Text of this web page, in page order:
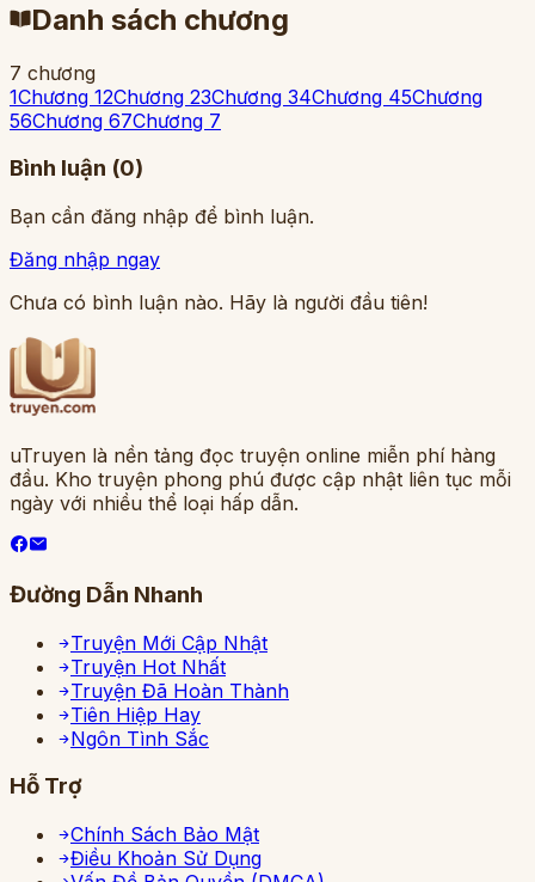
Danh sách chương
7 chương
1Chương 12Chương 23Chương 34Chương 45Chương
56Chương 67Chương 7
Bình luận (0)
Bạn cần đăng nhập để bình luận.
Đăng nhập ngay
Chưa có bình luận nào. Hãy là người đầu tiên!
uTruyen là nền tảng đọc truyện online miễn phí hàng
đầu. Kho truyện phong phú được cập nhật liên tục mỗi
ngày với nhiều thể loại hấp dẫn.
Đường Dẫn Nhanh
Truyện Mới Cập Nhật
Truyện Hot Nhất
Truyện Đã Hoàn Thành
Tiên Hiệp Hay
Ngôn Tình Sắc
Hỗ Trợ
Chính Sách Bảo Mật
Điều Khoản Sử Dụng